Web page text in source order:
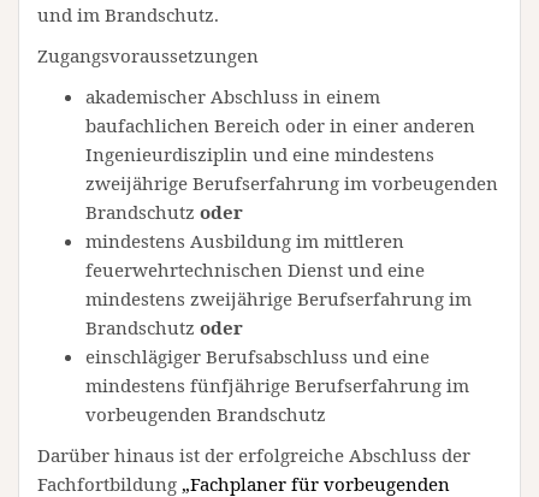
und im Brandschutz.
Zugangsvoraussetzungen
akademischer Abschluss in einem
baufachlichen Bereich oder in einer anderen
Ingenieurdisziplin und eine mindestens
zweijährige Berufserfahrung im vorbeugenden
Brandschutz oder
mindestens Ausbildung im mittleren
feuerwehrtechnischen Dienst und eine
mindestens zweijährige Berufserfahrung im
Brandschutz oder
einschlägiger Berufsabschluss und eine
mindestens fünfjährige Berufserfahrung im
vorbeugenden Brandschutz
Darüber hinaus ist der erfolgreiche Abschluss der
Fachfortbildung „Fachplaner für vorbeugenden